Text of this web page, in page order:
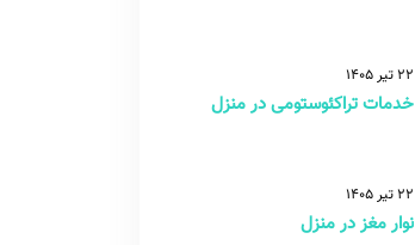
22 تیر 1405
خدمات تراکئوستومی در منزل
22 تیر 1405
نوار مغز در منزل